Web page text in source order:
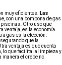
muy eficientes.
Las
con una bombona de gas
piscinas. Otro uso que
ventaja, es la economía
gas es la elección.
que la
ventaja es que cuenta
lo que facilita la limpieza y
manera el crepe no